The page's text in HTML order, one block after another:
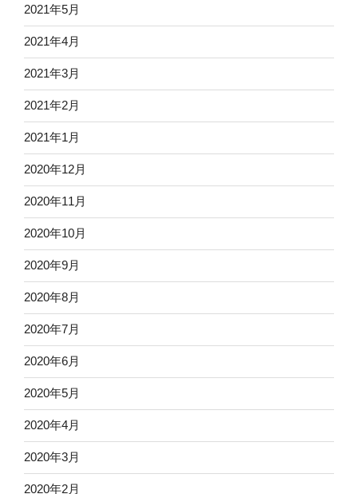
2021年5月
2021年4月
2021年3月
2021年2月
2021年1月
2020年12月
2020年11月
2020年10月
2020年9月
2020年8月
2020年7月
2020年6月
2020年5月
2020年4月
2020年3月
2020年2月